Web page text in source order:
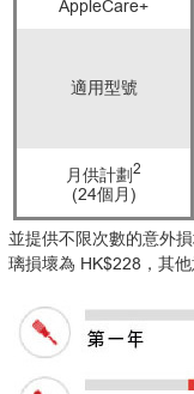
AppleCare+
適用型號
月供計劃2
(24個月)
並提供不限次數的意外
璃損壞為 HK$228，其